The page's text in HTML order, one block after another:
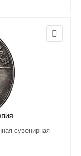
сувенирная